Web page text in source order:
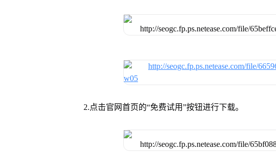
2.点击官网首页的“免费试用”按钮进行下载。